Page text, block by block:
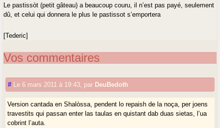
Le pastissòt (petit gâteau) a beaucoup couru, il n’est pas payé, seulement
dû, et celui qui donnera le plus le pastissot s’emportera
[Tederic]
Vos commentaires
# Le 6 mars 2011 à 19:43 par DeuBedoth
Version cantada en Shalòssa, pendent lo repaish de la noça, per joens
travestits qui passan enter las taulas en quistant dab duas sietas, l’ua
cobrint l’auta.